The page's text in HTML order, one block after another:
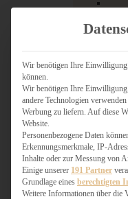
Wir benötigen Ihre
können.
Wir benötigen Ihre
andere Technologien
Werbung zu liefern. Auf diese
Website.
Personenbezogene Daten
Erkennungsmerkmale, IP-
Inhalte oder zur Messung von
Einige unserer 191 Partner
Grundlage eines berechtigten
Weitere Informationen über die